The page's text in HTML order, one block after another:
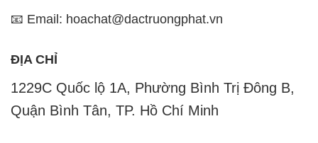
📧 Email: hoachat@dactruongphat.vn
ĐỊA CHỈ
1229C Quốc lộ 1A, Phường Bình Trị Đông B,
Quận Bình Tân, TP. Hồ Chí Minh